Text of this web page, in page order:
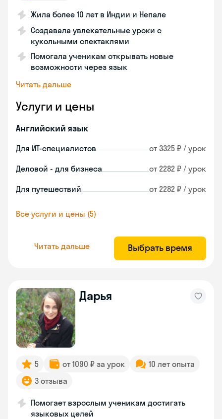
Жила более 10 лет в Индии и Непале
Создавала увлекательные уроки с
кукольными спектаклями
Помогала ученикам открывать новые
возможности через язык
Читать дальше
Услуги и цены
Английский язык
Для ИТ-специалистов от 3325 ₽ / урок
Деловой - для бизнеса от 2282 ₽ / урок
Для путешествий от 2282 ₽ / урок
Все услуги и цены (5)
Читать дальше Выбрать время
Дарья
5 от 1090 ₽ за урок
10 лет опыта
3 отзыва
Помогает взрослым ученикам достигать
языковых целей